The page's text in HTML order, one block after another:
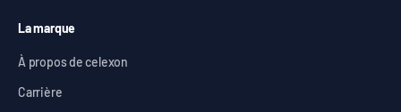
La marque
À propos de celexon
Carrière